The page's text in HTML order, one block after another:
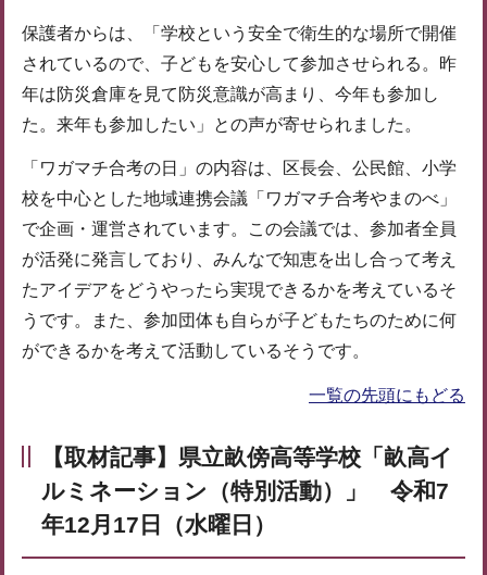
保護者からは、「学校という安全で衛生的な場所で開催
されているので、子どもを安心して参加させられる。昨
年は防災倉庫を見て防災意識が高まり、今年も参加し
た。来年も参加したい」との声が寄せられました。
「ワガマチ合考の日」の内容は、区長会、公民館、小学
校を中心とした地域連携会議「ワガマチ合考やまのべ」
で企画・運営されています。この会議では、参加者全員
が活発に発言しており、みんなで知恵を出し合って考え
たアイデアをどうやったら実現できるかを考えているそ
うです。また、参加団体も自らが子どもたちのために何
ができるかを考えて活動しているそうです。
一覧の先頭にもどる
【取材記事】県立畝傍高等学校「畝高イ
ルミネーション（特別活動）」 令和7
年12月17日（水曜日）